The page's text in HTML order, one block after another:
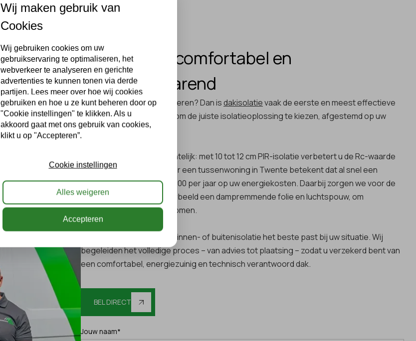
Dakisolatie: comfortabel en
kostenbesparend
Wilt u uw woning beter isoleren? Dan isdakisolatievaak de eerste en meest effectieve
stap. Egberinkdak helpt u om de juiste isolatieoplossing te kiezen, afgestemd op uw
woningtype en wensen.
We maken het direct inzichtelijk: met 10 tot 12 cm PIR-isolatie verbetert u de Rc-waarde
van uw dak aanzienlijk. Voor een tussenwoning in Twente betekent dat al snel een
besparing van €400 tot €600 per jaar op uw energiekosten. Daarbij zorgen we voor de
juiste opbouw, met bijvoorbeeld een dampremmende folie en luchtspouw, om
vochtproblemen te voorkomen.
Samen bespreken we of binnen- of buitenisolatie het beste past bij uw situatie. Wij
begeleiden het volledige proces – van advies tot plaatsing – zodat u verzekerd bent van
een comfortabel, energiezuinig en technisch verantwoord dak.
BEL DIRECT
Jouw naam*
Wij maken gebruik van
Cookies
Wij gebruiken cookies om uw
gebruikservaring te optimaliseren, het
webverkeer te analyseren en gerichte
advertenties te kunnen tonen via derde
partijen. Lees meer over hoe wij cookies
gebruiken en hoe u ze kunt beheren door op
"Cookie instellingen" te klikken. Als u
akkoord gaat met ons gebruik van cookies,
klikt u op "Accepteren”.
Cookie instellingen
Alles weigeren
Accepteren